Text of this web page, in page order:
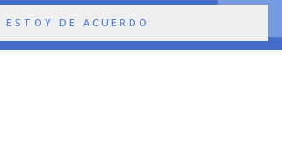
ESTOY DE ACUERDO